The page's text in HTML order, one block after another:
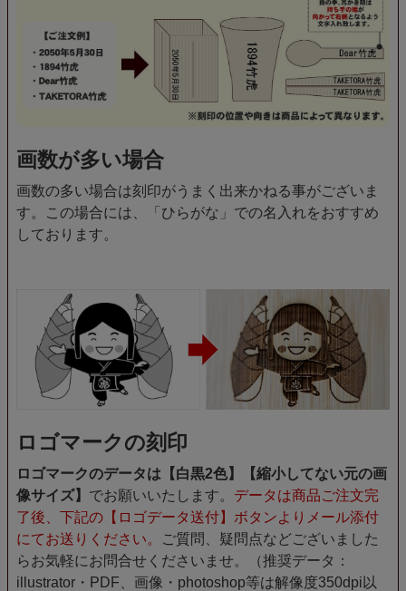
画数が多い場合
画数の多い場合は刻印がうまく出来かねる事がございま
す。この場合には、「ひらがな」での名入れをおすすめ
しております。
ロゴマークの刻印
ロゴマークのデータは【白黒2色】【縮小してない元の画
像サイズ】 でお願いいたします。 データは商品ご注文完
了後、下記の【ロゴデータ送付】ボタンよりメール添付
にてお送りください。
ご質問、疑問点などございました
らお気軽にお問合せくださいませ。（推奨データ：
illustrator・PDF、画像・photoshop等は解像度350dpi以